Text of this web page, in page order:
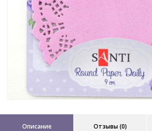
Описание Отзывы (0)